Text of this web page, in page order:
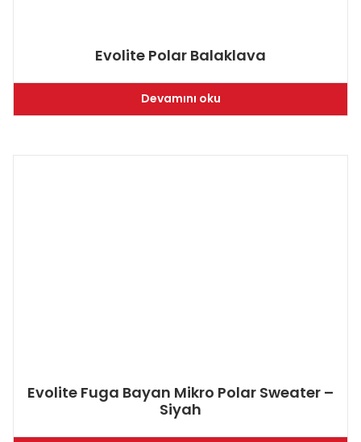
Evolite Polar Balaklava
Devamını oku
Evolite Fuga Bayan Mikro Polar Sweater –
Siyah